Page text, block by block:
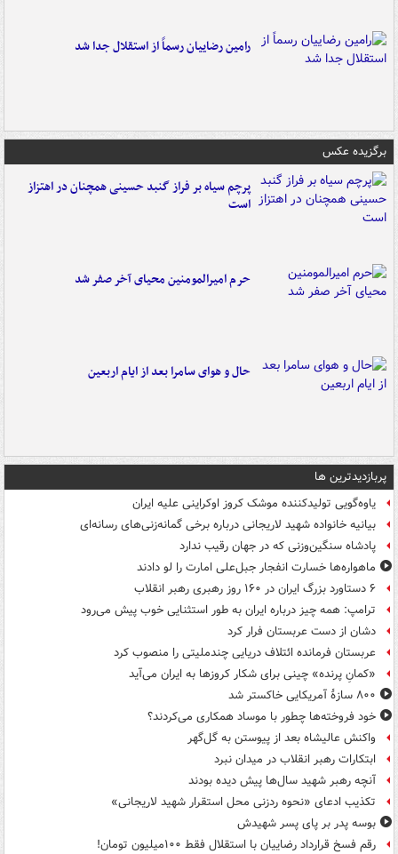
رامین رضاییان رسماً از استقلال جدا شد
برگزیده عکس
پرچم سیاه بر فراز گنبد حسینی همچنان در اهتزاز
است
حرم امیرالمومنین محیای آخر صفر شد
حال و هوای سامرا بعد از ایام اربعین
پربازدیدترین ها
یاوه‌گویی تولیدکننده موشک کروز اوکراینی علیه ایران
بیانیه خانواده شهید لاریجانی درباره برخی گمانه‌زنی‌های رسانه‌ای
پادشاه سنگین‌وزنی که در جهان رقیب ندارد
ماهواره‌ها خسارت انفجار جبل‌علی امارت را لو دادند
۶ دستاورد بزرگ ایران در ۱۶۰ روز رهبری رهبر انقلاب
ترامپ: همه چیز درباره ایران به طور استثنایی خوب پیش می‌رود
دشان از دست عربستان فرار کرد
عربستان فرمانده ائتلاف دریایی چندملیتی را منصوب کرد
«کمانِ پرنده» چینی برای شکار کروزها به ایران می‌آید
۸۰۰ سازۀ آمریکایی خاکستر شد
خود فروخته‌ها چطور با موساد همکاری می‌کردند؟
واکنش عالیشاه بعد از پیوستن به گل‌گهر
ابتکارات رهبر انقلاب در میدان نبرد
آنچه رهبر شهید سال‌ها پیش دیده بودند
تکذیب ادعای «نحوه ردزنی محل استقرار شهید لاریجانی»
بوسه‌ پدر بر پای پسر شهیدش
رقم فسخ قرارداد رضاییان با استقلال فقط ۱۰۰میلیون تومان!